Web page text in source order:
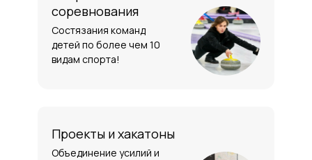
соревнования
Состязания команд
детей по более чем 10
видам спорта!
Проекты и хакатоны
Объединение усилий и